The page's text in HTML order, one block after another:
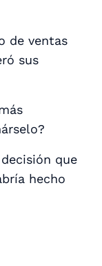
de ventas
sus
que
hecho